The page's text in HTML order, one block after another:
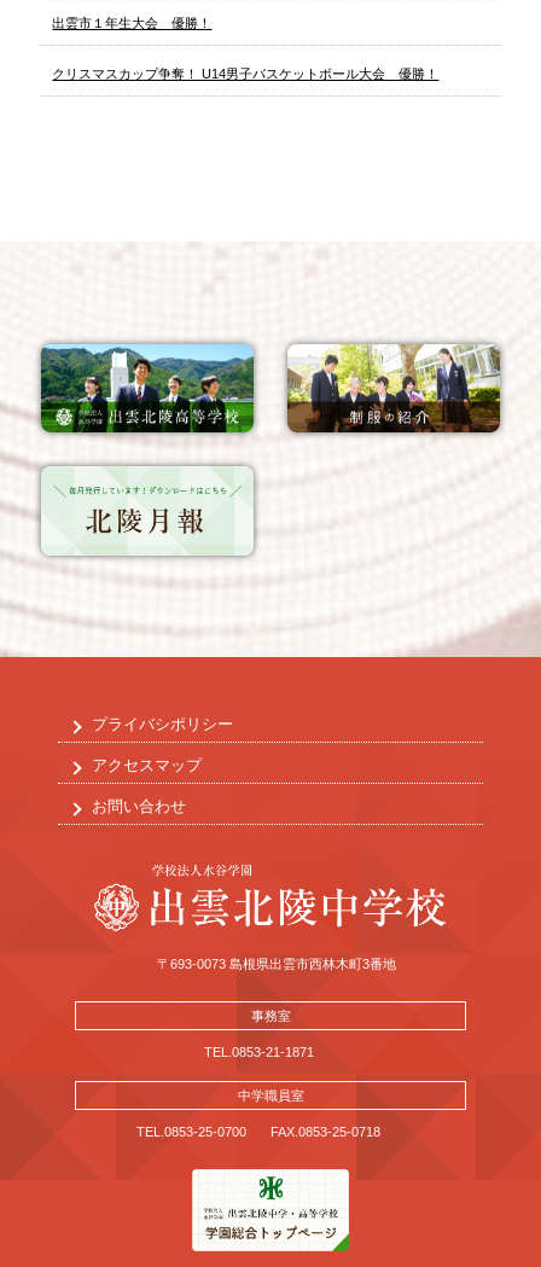
出雲市１年生大会 優勝！
クリスマスカップ争奪！ U14男子バスケットボール大会 優勝！
プライバシポリシー
アクセスマップ
お問い合わせ
〒693-0073 島根県出雲市西林木町3番地
事務室
TEL.0853-21-1871
中学職員室
TEL.0853-25-0700 FAX.0853-25-0718